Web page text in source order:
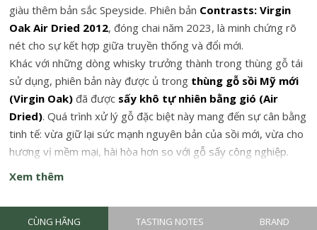
giàu thêm bản sắc Speyside. Phiên bản Contrasts: Virgin
Oak Air Dried 2012, đóng chai năm 2023, là minh chứng rõ
nét cho sự kết hợp giữa truyền thống và đổi mới.
Khác với những dòng whisky trưởng thành trong thùng gỗ tái
sử dụng, phiên bản này được ủ trong thùng gỗ sồi Mỹ mới
(Virgin Oak) đã được sấy khô tự nhiên bằng gió (Air
Dried). Quá trình xử lý gỗ đặc biệt này mang đến sự cân bằng
tinh tế: vừa giữ lại sức mạnh nguyên bản của sồi mới, vừa cho
hương vị mềm mại, hài hòa hơn so với gỗ sấy công nghiệp.
Xem thêm
CÙNG HÃNG TASTING NOTES BRAND